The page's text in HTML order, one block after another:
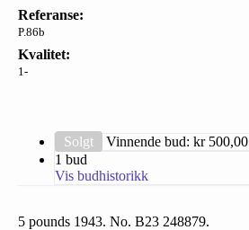
Referanse:
P.86b
Kvalitet:
1-
Solgt Vinnende bud: kr 500,00
1 bud
Vis budhistorikk
5 pounds 1943. No. B23 248879.